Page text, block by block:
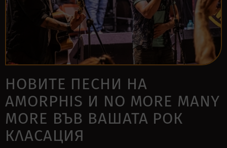
НОВИТЕ ПЕСНИ НА
AMORPHIS И NO MORE MANY
MORE ВЪВ ВАШАТА РОК
КЛАСАЦИЯ